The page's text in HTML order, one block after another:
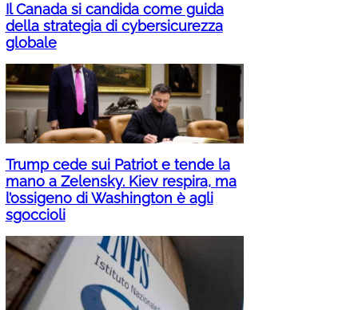
Il Canada si candida come guida
della strategia di cybersicurezza
globale
Trump cede sui Patriot e tende la
mano a Zelensky. Kiev respira, ma
l’ossigeno di Washington è agli
sgoccioli